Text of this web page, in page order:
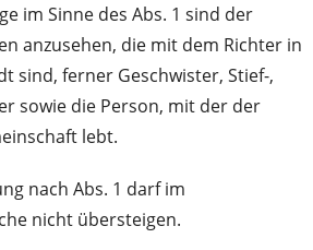
im Sinne des Abs. 1 sind der
anzusehen, die mit dem Richter in
sind, ferner Geschwister, Stief-,
sowie die Person, mit der der
lebt.
nach Abs. 1 darf im
nicht übersteigen.